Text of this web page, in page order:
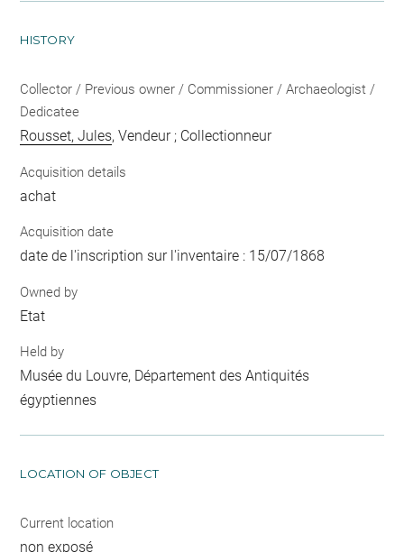
HISTORY
Collector / Previous owner / Commissioner / Archaeologist /
Dedicatee
Rousset, Jules, Vendeur ; Collectionneur
Acquisition details
achat
Acquisition date
date de l'inscription sur l'inventaire : 15/07/1868
Owned by
Etat
Held by
Musée du Louvre, Département des Antiquités
égyptiennes
LOCATION OF OBJECT
Current location
non exposé